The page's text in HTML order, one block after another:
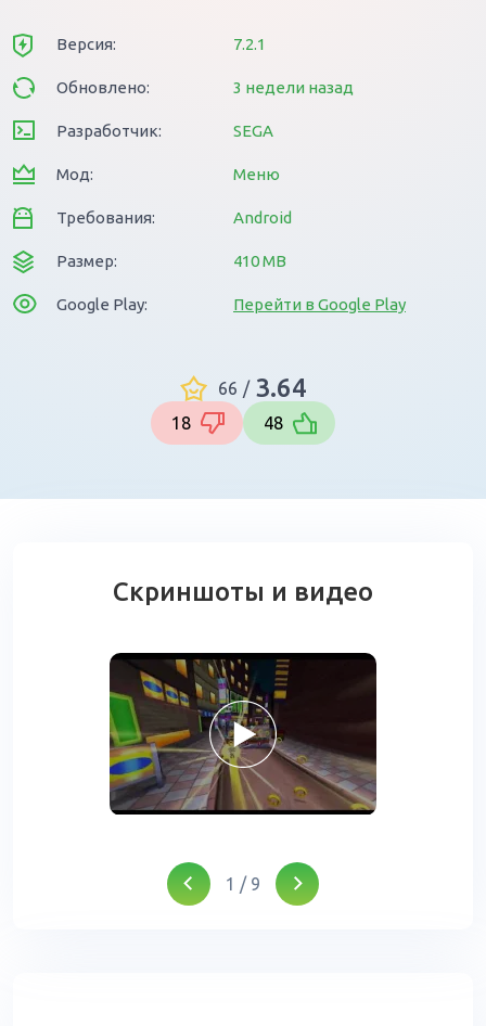
Версия: 7.2.1
Обновлено: 3 недели назад
Разработчик: SEGA
Мод: Меню
Требования: Android
Размер: 410 MB
Google Play: Перейти в Google Play
66 / 3.64
18 48
Скриншоты и видео
1 / 9